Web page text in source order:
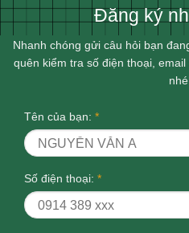
Đăng ký
Nhanh chóng gửi câu hỏi bạn
quên kiểm tra số điện thoại,
Tên của bạn: *
Số điện thoại: *